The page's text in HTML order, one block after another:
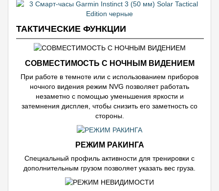
ТАКТИЧЕСКИЕ ФУНКЦИИ
СОВМЕСТИМОСТЬ С НОЧНЫМ ВИДЕНИЕМ
При работе в темноте или с использованием приборов
ночного видения режим NVG позволяет работать
незаметно с помощью уменьшения яркости и
затемнения дисплея, чтобы снизить его заметность со
стороны.
РЕЖИМ РАКИНГА
Специальный профиль активности для тренировки с
дополнительным грузом позволяет указать вес груза.